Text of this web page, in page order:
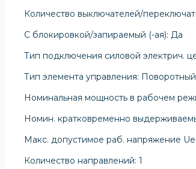
Количество выключателей/
С блокировкой/запираемый (-ая): Да
Тип подключения силовой электрич.
Тип элемента управления:
Номинальная мощность в рабочем
Номин. кратковременно
Макс. допустимое раб. напряжение Ue
Количество направлений: 1